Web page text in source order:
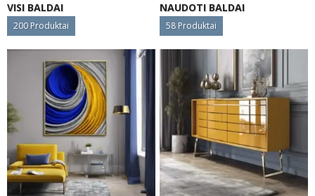
VISI BALDAI
200 Produktai
NAUDOTI BALDAI
58 Produktai